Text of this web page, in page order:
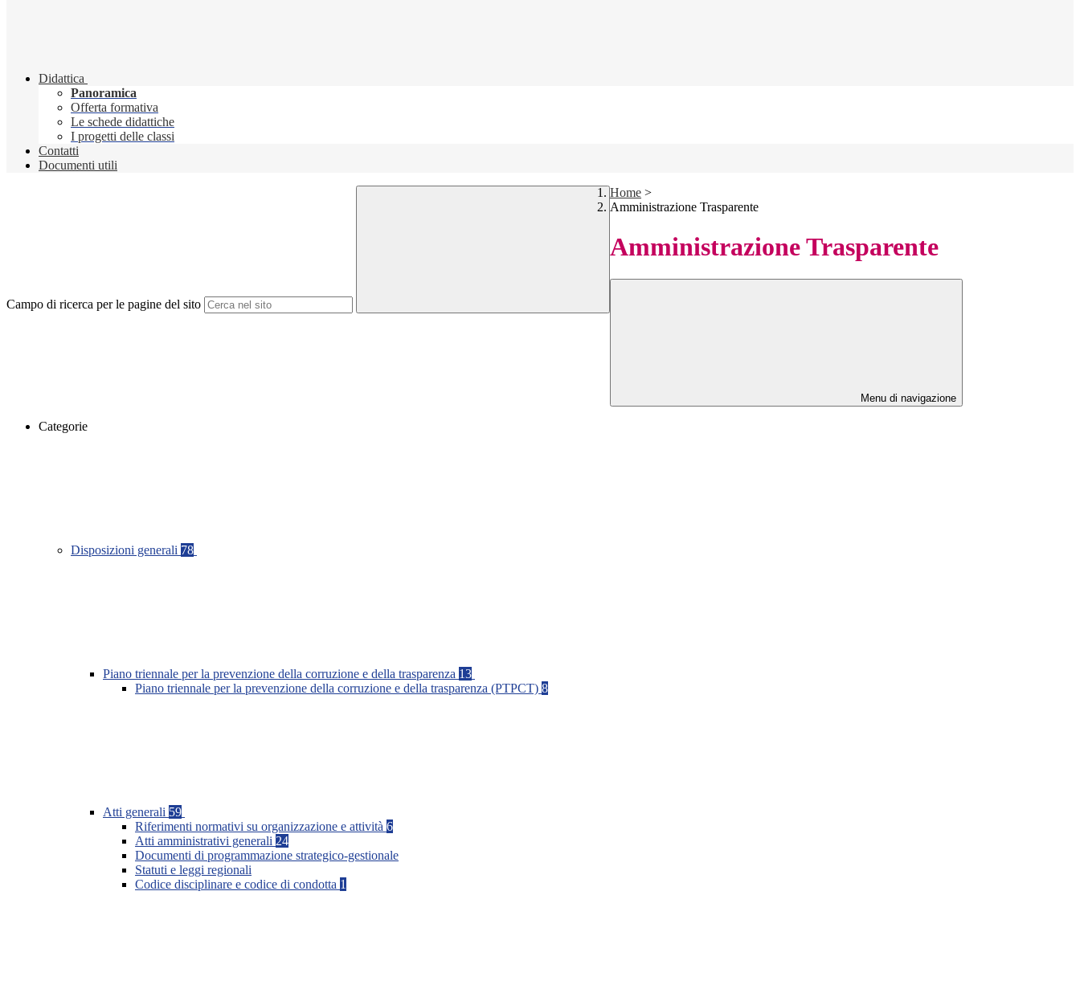
Didattica
Panoramica
Offerta formativa
Le schede didattiche
I progetti delle classi
Contatti
Documenti utili
Campo di ricerca per le pagine del sito
Home >
Amministrazione Trasparente
Amministrazione Trasparente
Menu di navigazione
Categorie
Disposizioni generali 78
Piano triennale per la prevenzione della corruzione e della trasparenza 13
Piano triennale per la prevenzione della corruzione e della trasparenza (PTPCT) 8
Atti generali 59
Riferimenti normativi su organizzazione e attività 6
Atti amministrativi generali 24
Documenti di programmazione strategico-gestionale
Statuti e leggi regionali
Codice disciplinare e codice di condotta 1